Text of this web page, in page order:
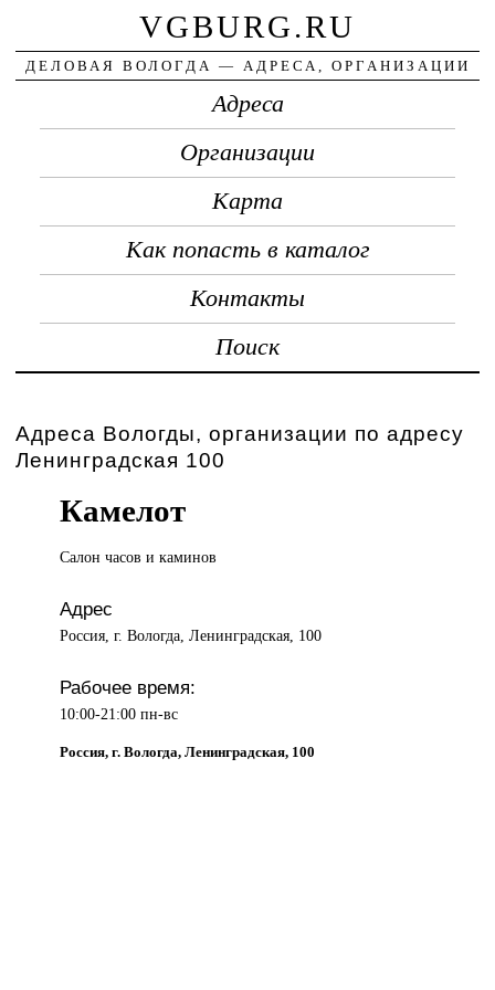
VGBURG.RU
ДЕЛОВАЯ ВОЛОГДА — АДРЕСА, ОРГАНИЗАЦИИ
Адреса
Организации
Карта
Как попасть в каталог
Контакты
Поиск
Адреса Вологды, организации по адресу
Ленинградская 100
Камелот
Салон часови каминов
Адрес
Россия, г. Вологда, Ленинградская, 100
Рабочее время:
10:00-21:00 пн-вс
Россия, г. Вологда, Ленинградская, 100